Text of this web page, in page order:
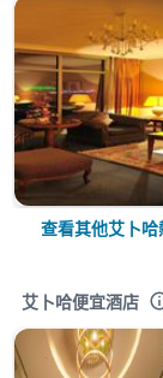
查看其他艾卜
艾卜哈便宜酒店